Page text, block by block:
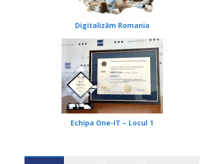
Digitalizăm Romania
Echipa One-IT – Locul 1